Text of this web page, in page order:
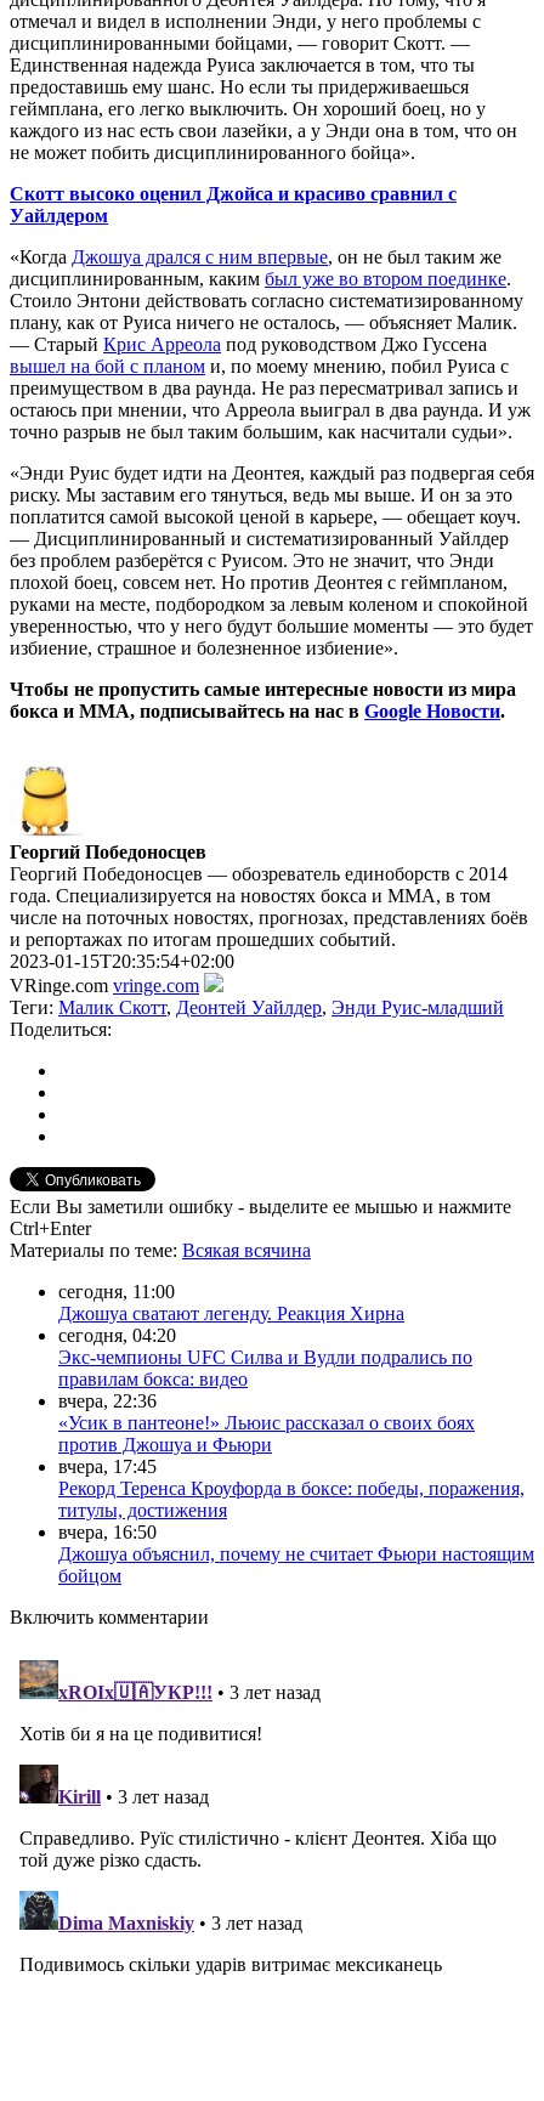
отмечал и видел в исполнении Энди, у него проблемы с
дисциплинированными бойцами, — говорит Скотт. —
Единственная надежда Руиса заключается в том, что ты
предоставишь ему шанс. Но если ты придерживаешься
геймплана, его легко выключить. Он хороший боец, но у
каждого из нас есть свои лазейки, а у Энди она в том, что он
не может побить дисциплинированного бойца».
Скотт высоко оценил Джойса и красиво сравнил с
Уайлдером
«Когда Джошуа дрался с ним впервые, он не был таким же
дисциплинированным, каким был уже во втором поединке.
Стоило Энтони действовать согласно систематизированному
плану, как от Руиса ничего не осталось, — объясняет Малик.
— Старый Крис Арреола под руководством Джо Гуссена
вышел на бой с планом и, по моему мнению, побил Руиса с
преимуществом в два раунда. Не раз пересматривал запись и
остаюсь при мнении, что Арреола выиграл в два раунда. И уж
точно разрыв не был таким большим, как насчитали судьи».
«Энди Руис будет идти на Деонтея, каждый раз подвергая себя
риску. Мы заставим его тянуться, ведь мы выше. И он за это
поплатится самой высокой ценой в карьере, — обещает коуч.
— Дисциплинированный и систематизированный Уайлдер
без проблем разберётся с Руисом. Это не значит, что Энди
плохой боец, совсем нет. Но против Деонтея с геймпланом,
руками на месте, подбородком за левым коленом и спокойной
уверенностью, что у него будут большие моменты — это будет
избиение, страшное и болезненное избиение».
Чтобы не пропустить самые интересные новости из мира
бокса и ММА, подписывайтесь на нас в Google Новости.
Георгий Победоносцев
Георгий Победоносцев — обозреватель единоборств с 2014
года. Специализируется на новостях бокса и ММА, в том
числе на поточных новостях, прогнозах, представлениях боёв
и репортажах по итогам прошедших событий.
2023-01-15T20:35:54+02:00
VRinge.com vringe.com
Теги: Малик Скотт, Деонтей Уайлдер, Энди Руис-младший
Поделиться:
Если Вы заметили ошибку - выделите ее мышью и нажмите
Ctrl+Enter
Материалы по теме: Всякая всячина
сегодня, 11:00
Джошуа сватают легенду. Реакция Хирна
сегодня, 04:20
Экс-чемпионы UFC Силва и Вудли подрались по
правилам бокса: видео
вчера, 22:36
«Усик в пантеоне!» Льюис рассказал о своих боях
против Джошуа и Фьюри
вчера, 17:45
Рекорд Теренса Кроуфорда в боксе: победы, поражения,
титулы, достижения
вчера, 16:50
Джошуа объяснил, почему не считает Фьюри настоящим
бойцом
Включить комментарии